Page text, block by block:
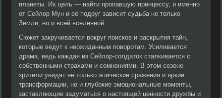
планеты. Их цель — найти пропавшую принцессу, и именно
от Сейлор Мун и её подруг зависит судьба не только
Земли, но и всей вселенной.
Сюжет закручивается вокруг поисков и раскрытия тайн,
которые ведут к неожиданным поворотам. Усиливается
драма, ведь каждая из Сейлор-солдаток сталкивается с
собственными страхами и сомнениями. В этом сезоне
зрители увидят не только эпические сражения и яркие
трансформации, но и глубокие эмоциональные моменты,
заставляющие задуматься о настоящей ценности дружбы и